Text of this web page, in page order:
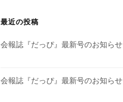
最近の投稿
会報誌『だっぴ』最新号のお知らせ
会報誌『だっぴ』最新号のお知らせ